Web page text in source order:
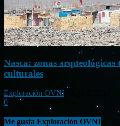
Nasca: zonas arqueológicas
culturales
Exploración OVNI
0
Me gusta Exploración OVNI